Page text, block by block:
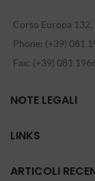
Corso Europa
Phone: (+39) 081
Fax: (+39) 081
NOTE LEGALI
LINKS
ARTICOLI